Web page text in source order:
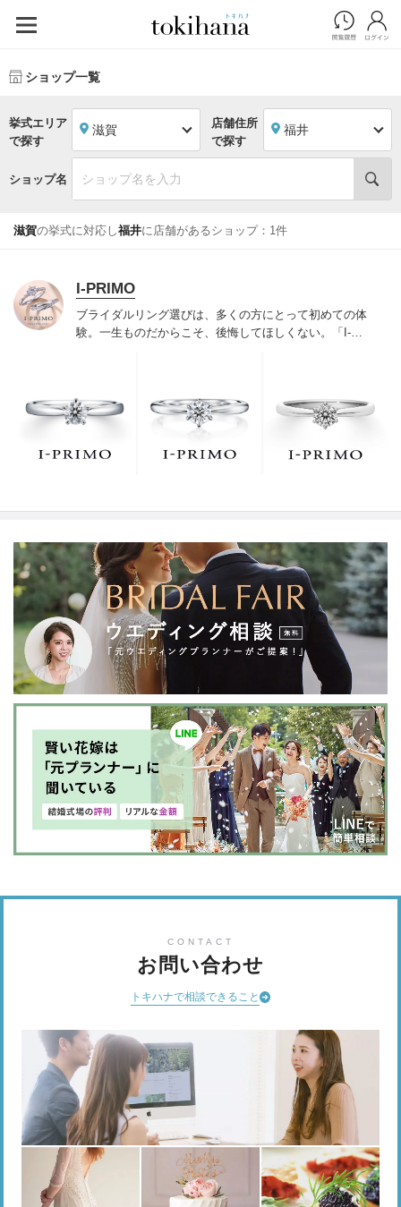
ショップ一覧
挙式エリア
で探す
滋賀
店舗住所
で探す
福井
ショップ名
滋賀の挙式に対応し福井に店舗があるショップ：1件
I-PRIMO
ブライダルリング選びは、多くの方にとって初めての体
験。一生ものだからこそ、後悔してほしくない。「I-
でお待ちしております。リング選びの最初の一歩をご一
緒に。まずは、アイプリモへ。
CONTACT
お問い合わせ
トキハナで相談できること